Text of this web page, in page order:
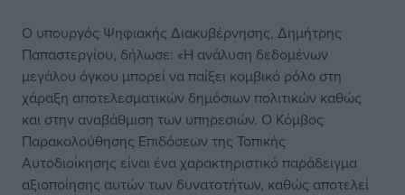
Ο υπουργός Ψηφιακής Διακυβέρνησης, Δημήτρης
Παπαστεργίου, δήλωσε: «Η ανάλυση δεδομένων
μεγάλου όγκου μπορεί να παίξει κομβικό ρόλο στη
χάραξη απoτελεσματικών δημόσιων πολιτικών καθώς
και στην αναβάθμιση των υπηρεσιών. O Κόμβος
Παρακολούθησης Επιδόσεων της Τοπικής
Αυτοδιοίκησης είναι ένα χαρακτηριστικό παράδειγμα
αξιοποίησης αυτών των δυνατοτήτων, καθώς αποτελεί